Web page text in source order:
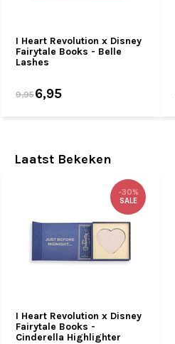
I Heart Revolution x Disney
Fairytale Books - Belle
Lashes
9,956,95
Laatst Bekeken
I Heart Revolution x Disney
Fairytale Books -
Cinderella Highlighter
-30%
SALE